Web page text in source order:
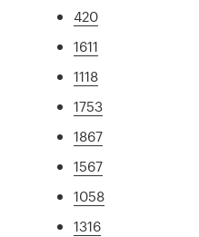
420
1611
1118
1753
1867
1567
1058
1316